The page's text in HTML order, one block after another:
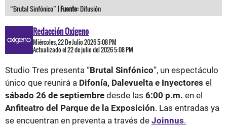
“Brutal Sinfónico” |Fuente:Difusión
Redacción Oxigeno
Miércoles, 22 De Julio 2026 5:08 PM
Actualizado el 22 de julio del 2026 5:08 PM
Studio Tres presenta “Brutal Sinfónico”, un espectáculo
único que reunirá a Difonía, Dalevuelta e Inyectores el
sábado 26 de septiembre desde las 6:00 p.m. en el
Anfiteatro del Parque de la Exposición. Las entradas ya
se encuentran en preventa a través de Joinnus.